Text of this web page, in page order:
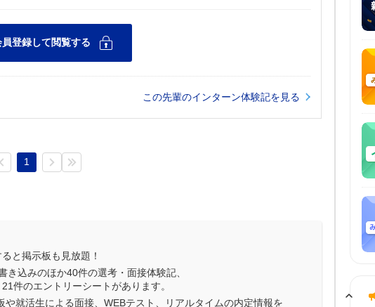
この先輩のインターン体験記を見る
1
と掲示板も見放題！
き込みのほか40件の選考・面接体験記、
21件のエントリーシートがあります。
就活生による面接、WEBテスト、リアルタイムの内定情報を